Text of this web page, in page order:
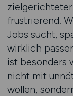
frustrierend.
Jobs sucht,
wirklich
ist besonders
nicht mit
wollen,